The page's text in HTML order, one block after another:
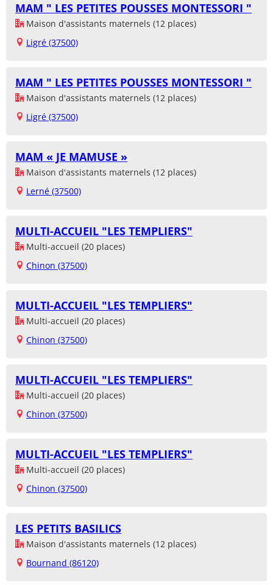
MAM " LES PETITES POUSSES MONTESSORI "
Maison d'assistants maternels (12 places)
Ligré (37500)
MAM " LES PETITES POUSSES MONTESSORI "
Maison d'assistants maternels (12 places)
Ligré (37500)
MAM « JE MAMUSE »
Maison d'assistants maternels (12 places)
Lerné (37500)
MULTI-ACCUEIL "LES TEMPLIERS"
Multi-accueil (20 places)
Chinon (37500)
MULTI-ACCUEIL "LES TEMPLIERS"
Multi-accueil (20 places)
Chinon (37500)
MULTI-ACCUEIL "LES TEMPLIERS"
Multi-accueil (20 places)
Chinon (37500)
MULTI-ACCUEIL "LES TEMPLIERS"
Multi-accueil (20 places)
Chinon (37500)
LES PETITS BASILICS
Maison d'assistants maternels (12 places)
Bournand (86120)